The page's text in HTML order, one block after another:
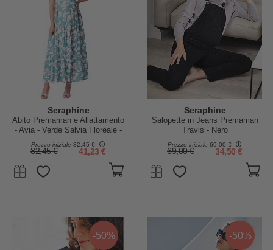
Seraphine
Abito Premaman e Allattamento
- Avia - Verde Salvia Floreale -
Prezzo iniziale 82,45 €
82,45 € 41,23 €
Seraphine
Salopette in Jeans Premaman
Travis - Nero
Prezzo iniziale 69,00 €
69,00 € 34,50 €
-50% -50%